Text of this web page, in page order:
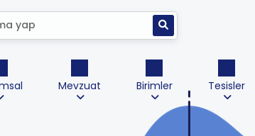
Mevzuat Birimler Tesisler